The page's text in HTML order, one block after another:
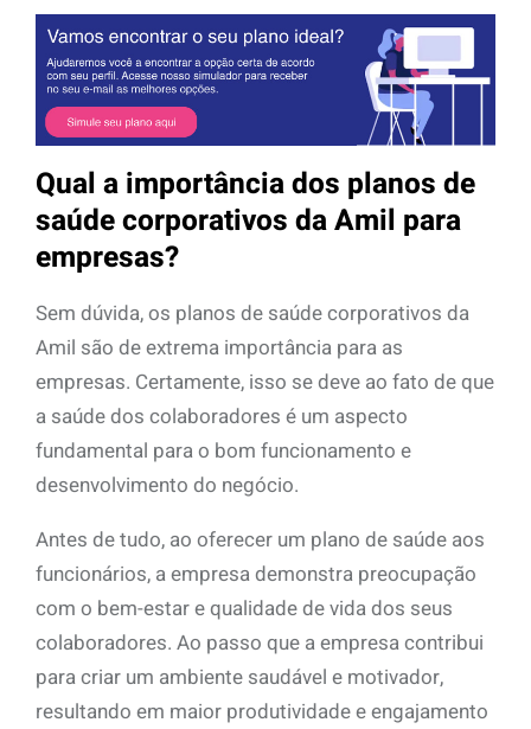
Qual a importância dos planos de
saúde corporativos da Amil para
empresas?
Sem dúvida, os planos de saúde corporativos da
Amil são de extrema importância para as
empresas. Certamente, isso se deve ao fato de que
a saúde dos colaboradores é um aspecto
fundamental para o bom funcionamento e
desenvolvimento do negócio.
Antes de tudo, ao oferecer um plano de saúde aos
funcionários, a empresa demonstra preocupação
com o bem-estar e qualidade de vida dos seus
colaboradores. Ao passo que a empresa contribui
para criar um ambiente saudável e motivador,
resultando em maior produtividade e engajamento